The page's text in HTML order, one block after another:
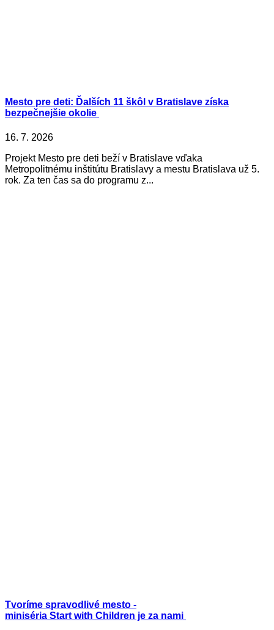
Mesto pre deti: Ďalších 11 škôl v Bratislave získa
bezpečnejšie okolie
16. 7. 2026
Projekt Mesto pre deti beží v Bratislave vďaka
Metropolitnému inštitútu Bratislavy a mestu Bratislava už 5.
rok. Za ten čas sa do programu z...
Tvoríme spravodlivé mesto -
miniséria Start with Children je za nami